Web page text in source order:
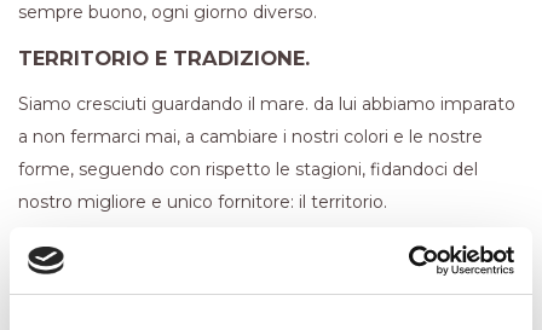
sempre buono, ogni giorno diverso.
TERRITORIO E TRADIZIONE.
Siamo cresciuti guardando il mare. da lui abbiamo imparato
a non fermarci mai, a cambiare i nostri colori e le nostre
forme, seguendo con rispetto le stagioni, fidandoci del
nostro migliore e unico fornitore: il territorio.
Prodotti freschi e genuini